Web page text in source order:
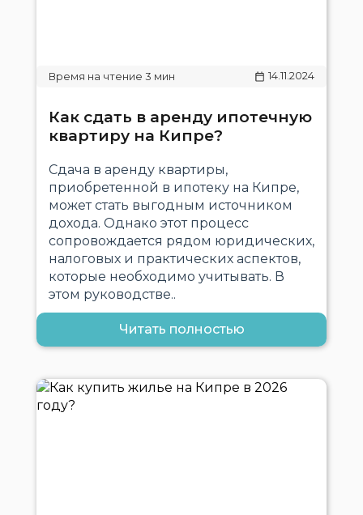
14.11.2024
Как сдать в аренду ипотечную
квартиру на Кипре?
Сдача в аренду квартиры,
приобретенной в ипотеку на Кипре,
может стать выгодным источником
дохода. Однако этот процесс
сопровождается рядом юридических,
налоговых и практических аспектов,
которые необходимо учитывать. В
этом руководстве..
Читать полностью